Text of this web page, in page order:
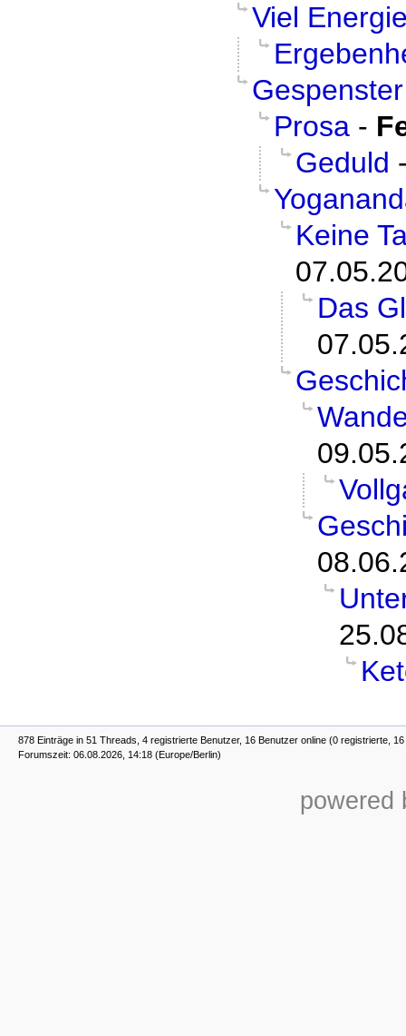
Viel
Gespenster
Prosa -
Geduld
Keine
Das
878 Einträge in 51 Threads, 4 registrierte Benutzer, 16 Benutzer online (0 registrierte,
Forumszeit: 06.08.2026, 14:18 (Europe/Berlin)
powered